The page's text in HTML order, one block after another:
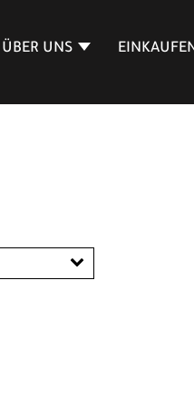
ÜBER UNS